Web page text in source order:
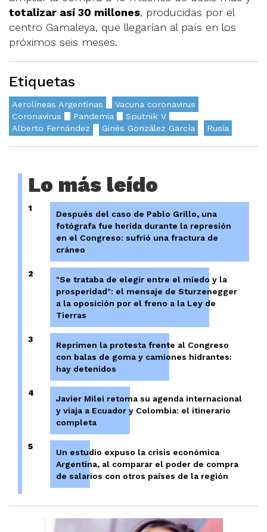
totalizar así 30 millones, producidas por el
centro Gamaleya, que llegarían al país en los
próximos seis meses.
Etiquetas
Aerolíneas Argentinas
Vacuna coronavirus
Coronavirus
Pandemia
Sputnik V
Alberto Fernández
Ginés González García Rusia
Lo más leído
1
Después del caso de Pablo Grillo, una
fotógrafa fue herida durante la represión
en el Congreso: sufrió una fractura de
cráneo
2
"Se trataba de elegir entre el miedo y la
prosperidad": el mensaje de Sturzenegger
a la oposición por el freno a la Ley de
Tierras
3
Reprimen la protesta frente al Congreso
con balas de goma y camiones hidrantes:
hay detenidos
4
Javier Milei retoma su agenda internacional
y viaja a Ecuador y Colombia: el itinerario
completa
5
Un estudio expuso la crisis económica
Argentina, al comparar el poder de compra
de salarios con otros países de la región